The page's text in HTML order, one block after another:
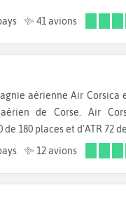
41 avions
de Corse. Air
180 places et d'ATR 72
12 avions